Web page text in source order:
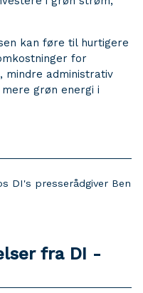
kan føre til hurtigere
for
mindre administrativ
grøn energi i
DI's presserådgiver Ben
fra DI -